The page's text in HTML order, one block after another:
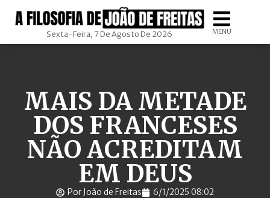
Sexta-Feira, 7 De Agosto De 2026 MENU
MAIS DA METADE
DOS FRANCESES
NÃO ACREDITAM
EM DEUS
Por João de Freitas 6/1/2025 08:02